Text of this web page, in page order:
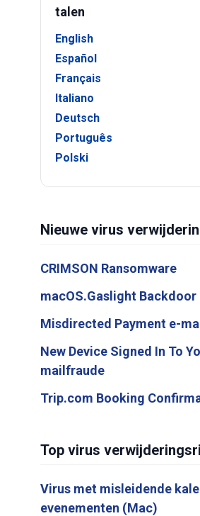
talen
English
Español
Français
Italiano
Deutsch
Português
Polski
Nieuwe virus
CRIMSON Ransomware
macOS.Gaslight Backdoor
Misdirected Payment e-
New Device Signed In To
mailfraude
Trip.com Booking
Top virus
Virus met misleidende
evenementen (Mac)